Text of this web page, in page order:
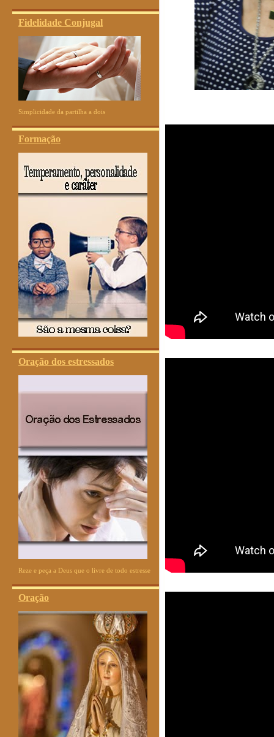
Fidelidade Conjugal
Simplicidade da partilha a dois
Formação
Oração dos estressados
Reze e peça a Deus que o livre de todo estresse
Oração